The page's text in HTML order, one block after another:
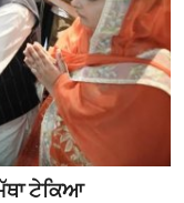
ਟੇਕਿਆ